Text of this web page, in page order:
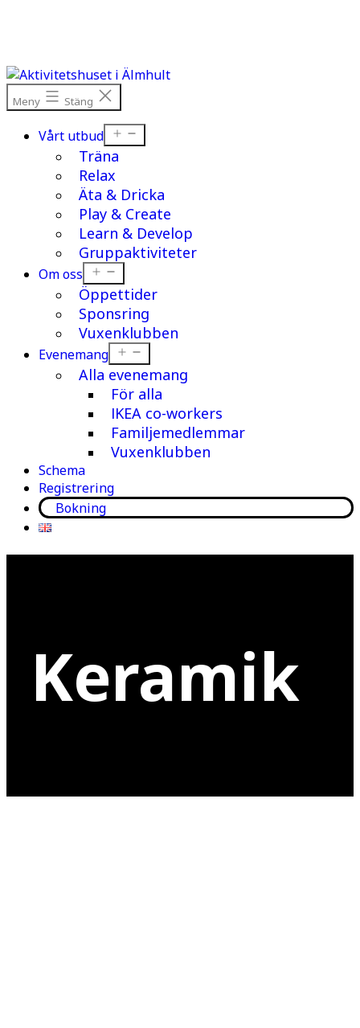
Meny Stäng
Vårt utbud
meny
Träna
Relax
Äta & Dricka
Play & Create
Learn & Develop
Gruppaktiviteter
Om oss
meny
Öppettider
Sponsring
Vuxenklubben
Evenemang
meny
Alla evenemang
För alla
IKEA co-workers
Familjemedlemmar
Vuxenklubben
Schema
Registrering
Bokning
Keramik